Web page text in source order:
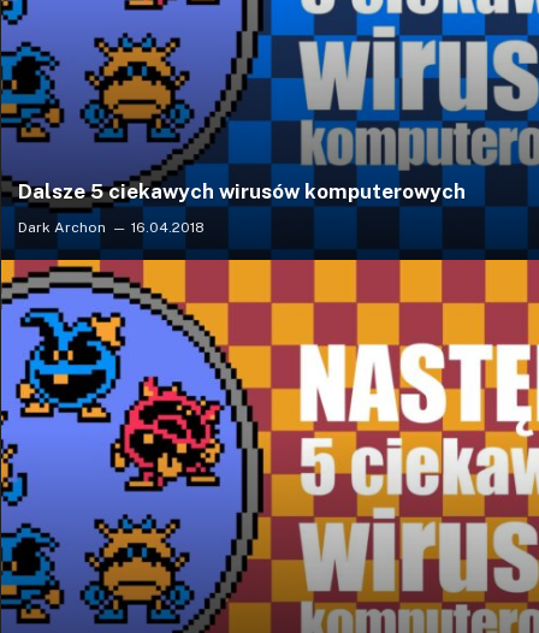
Dalsze 5 ciekawych wirusów komputerowych
Dark Archon 16.04.2018